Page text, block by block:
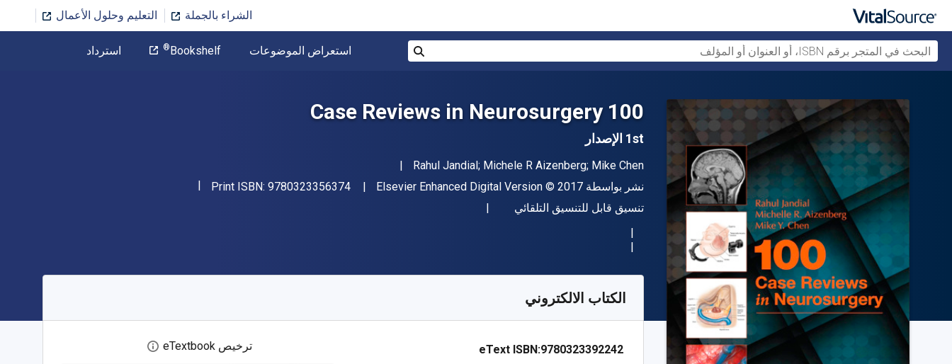
الشراء بالجملة التعليم وحلول الأعمال
البحث في المتجر برقم ISBN، أو العنوان أو المؤلفاستعراض الموضوعات Bookshelf
® استرداد
100 Case Reviews in Neurosurgery
1st الإصدار
المؤلف (المؤلفون)
Rahul Jandial; Michele R Aizenberg; Mike Chen
الناشر
نشر بواسطة Elsevier Enhanced Digital Version
حقوق الطبع والنشر © 2017
Print ISBN: 9780323356374
شكل
تنسيق قابل للتنسيق التلقائي
9780323392242
الكتاب الالكتروني
eText ISBN:9780323392242 ترخيص eTextbook افتح مربع حوار الترخيص